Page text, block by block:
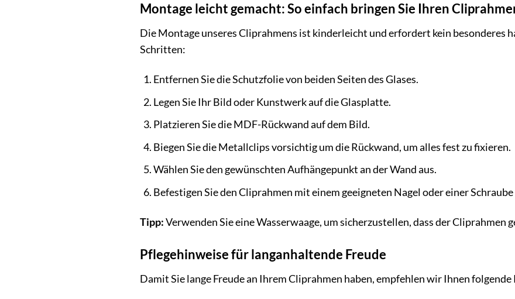
Montage leicht gemacht: So einfach bringen Sie Ihren
Die Montage unseres Cliprahmens ist kinderleicht und erfordert kein besonderes
Schritten:
Entfernen Sie die Schutzfolie von beiden Seiten des Glases.
Legen Sie Ihr Bild oder Kunstwerk auf die Glasplatte.
Platzieren Sie die MDF-Rückwand auf dem Bild.
Biegen Sie die Metallclips vorsichtig um die Rückwand, um alles fest zu fixieren.
Wählen Sie den gewünschten Aufhängepunkt an der Wand aus.
Befestigen Sie den Cliprahmen mit einem geeigneten Nagel oder einer Schraube
Tipp:Verwenden Sie eine Wasserwaage, um sicherzustellen, dass der Cliprahmen
Pflegehinweise für langanhaltende Freude
Damit Sie lange Freude an Ihrem Cliprahmen haben, empfehlen wir Ihnen